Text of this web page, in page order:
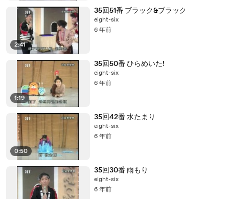
2:41
35回51番 ブラック&ブラック
eight-six
6 年前
1:19
35回50番 ひらめいた!
eight-six
6 年前
0:50
35回42番 水たまり
eight-six
6 年前
35回30番 雨もり
eight-six
6 年前